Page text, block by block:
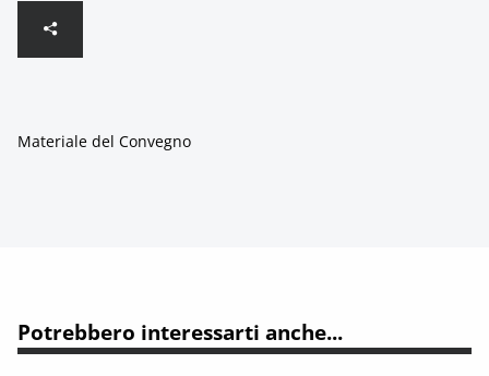
Materiale del Convegno
Potrebbero interessarti anche...